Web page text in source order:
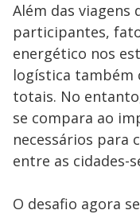
Além das viagens
participantes,
energético nos
logística também
totais. No
se compara ao
necessários para
entre as cidades-
O desafio agora